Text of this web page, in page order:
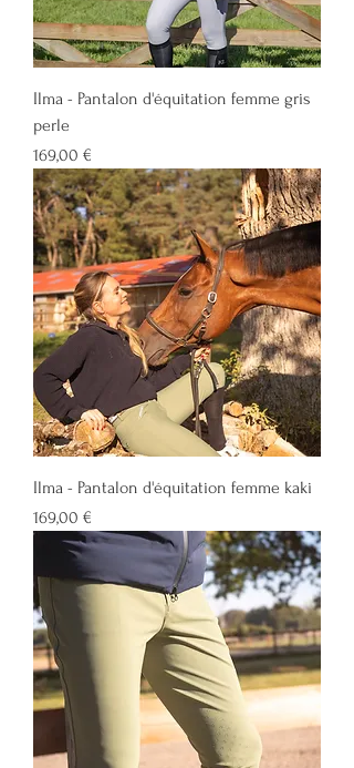
Ilma - Pantalon d'équitation femme gris
perle
Prix
169,00 €
Ilma - Pantalon d'équitation femme kaki
Prix
169,00 €